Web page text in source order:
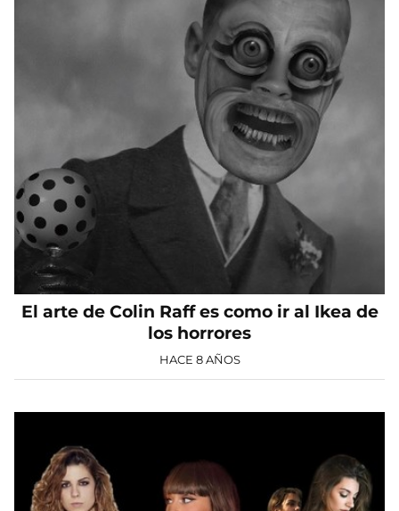
El arte de Colin Raff es como ir al Ikea de
los horrores
HACE 8 AÑOS